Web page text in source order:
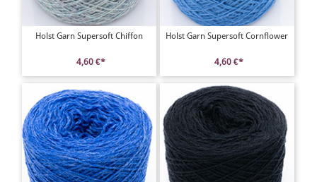
Holst Garn Supersoft Chiffon
4,60 €*
Holst Garn Supersoft Cornflower
4,60 €*